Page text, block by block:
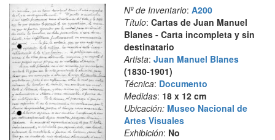
Nº de Inventario: A200
Título: Cartas de Juan Manuel
Blanes - Carta incompleta y sin
destinatario
Artista: Juan Manuel Blanes
(1830-1901)
Técnica: Documento
Medidas: 18 x 12 cm
Ubicación: Museo Nacional de
Artes Visuales
Exhibición: No